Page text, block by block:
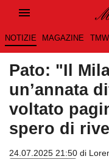
NOTIZIE MAGAZINE
Pato: "Il
un’annata
voltato
spero di
24.07.2025 21:50 di